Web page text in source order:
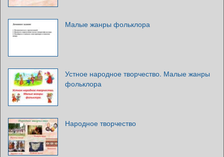
Малые жанры фольклора
Устное народное творчество. Малые жанры
фольклора
Народное творчество